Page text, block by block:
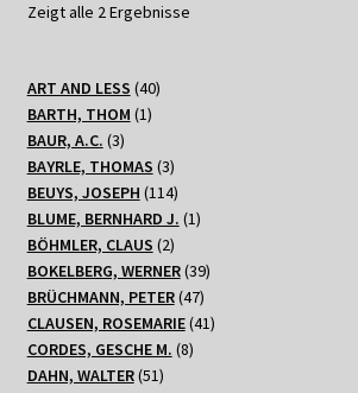
Zeigt alle 2 Ergebnisse
ART AND LESS 4040
BARTH, THOM 11
BAUR, A.C. 33
Produkte
BAYRLE, THOMAS 33
Produkte
BEUYS, JOSEPH 114114
Produkte
BLUME, BERNHARD J. 11
BÖHMLER, CLAUS 22
Produkte
BOKELBERG, WERNER 3939
BRÜCHMANN, PETER 4747
Produkte
CLAUSEN, ROSEMARIE 4141
CORDES, GESCHE M. 88
DAHN, WALTER 5151